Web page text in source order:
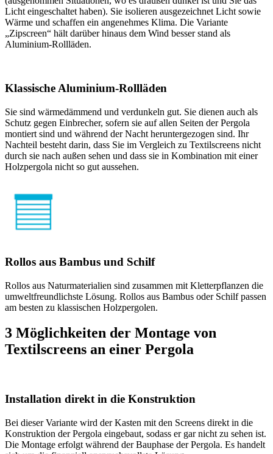
Licht eingeschaltet haben). Sie isolieren ausgezeichnet Licht sowie
Wärme und schaffen ein angenehmes Klima. Die Variante
„Zipscreen“ hält darüber hinaus dem Wind besser stand als
Aluminium-Rollläden.
Klassische Aluminium-Rollläden
Sie sind wärmedämmend und verdunkeln gut. Sie dienen auch als
Schutz gegen Einbrecher, sofern sie auf allen Seiten der Pergola
montiert sind und während der Nacht heruntergezogen sind. Ihr
Nachteil besteht darin, dass Sie im Vergleich zu Textilscreens nicht
durch sie nach außen sehen und dass sie in Kombination mit einer
Holzpergola nicht so gut aussehen.
Rollos aus Bambus und Schilf
Rollos aus Naturmaterialien sind zusammen mit Kletterpflanzen die
umweltfreundlichste Lösung. Rollos aus Bambus oder Schilf passen
am besten zu klassischen Holzpergolen.
3 Möglichkeiten der Montage von
Textilscreens an einer Pergola
Installation direkt in die Konstruktion
Bei dieser Variante wird der Kasten mit den Screens direkt in die
Konstruktion der Pergola eingebaut, sodass er gar nicht zu sehen ist.
Die Montage erfolgt während der Bauphase der Pergola. Es handelt